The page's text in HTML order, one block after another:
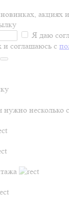
акциях
Я даю
соглашаюсь с
несколько